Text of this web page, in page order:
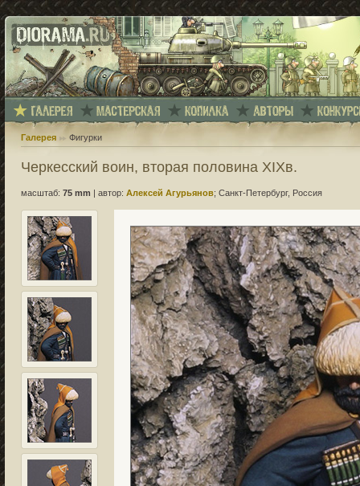
Галерея Фигурки
Черкесский воин, вторая половина XIXв.
масштаб: 75 mm автор: Алексей Агурьянов; Санкт-Петербург, Россия